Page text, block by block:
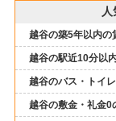
越谷の築5年以内の
越谷の駅近10分以
越谷のバス・トイ
越谷の敷金・礼金0